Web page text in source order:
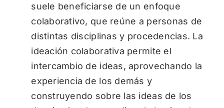
suele beneficiarse de un enfoque
colaborativo, que reúne a personas de
distintas disciplinas y procedencias. La
ideación colaborativa permite el
intercambio de ideas, aprovechando la
experiencia de los demás y
construyendo sobre las ideas de los